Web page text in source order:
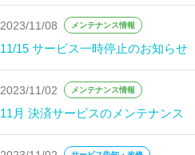
2023/11/08 メンテナンス情報
11/15 サービス一時停止のお知らせ
2023/11/02 メンテナンス情報
11月 決済サービスのメンテナンス